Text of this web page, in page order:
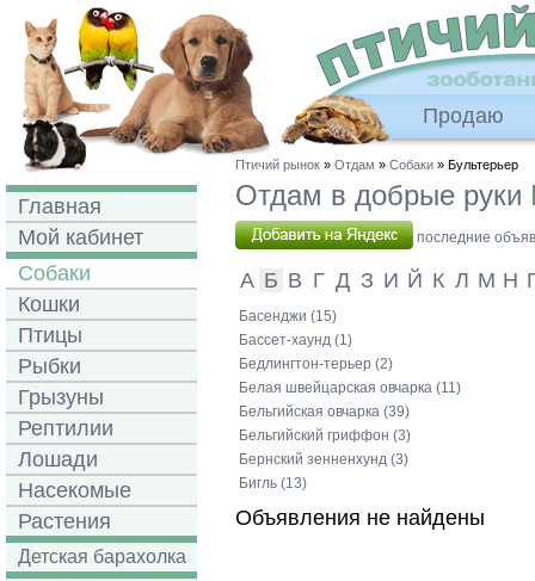
Продаю
Главная
Мой кабинет
Собаки
Кошки
Птицы
Рыбки
Грызуны
Рептилии
Лошади
Насекомые
Растения
Детская барахолка
Птичий рынок » Отдам » Собаки » Бультерьер
Отдам в добрые руки
последние
А Б В Г Д З И Й К Л М Н
Басенджи (15)
Бассет-хаунд (1)
Бедлингтон-терьер (2)
Белая швейцарская овчарка (11)
Бельгийская овчарка (39)
Бельгийский гриффон (3)
Бернский зенненхунд (3)
Бигль (13)
Объявления не найдены